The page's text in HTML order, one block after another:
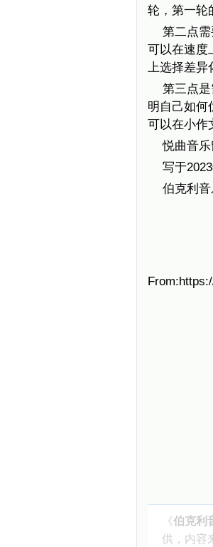
轮，第一轮
第二点
可以在速度
上选择差异
第三点
明自己如何
可以在小作
悦曲音
写于
伯克利
《伯克利
供，内容